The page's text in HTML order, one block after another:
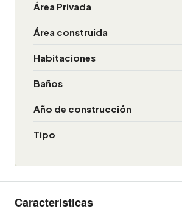
Área Privada
Área construida
Habitaciones
Baños
Año de construcción
Tipo
Caracteristicas